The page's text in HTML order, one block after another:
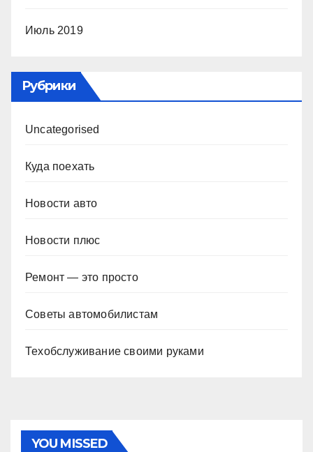
Июль 2019
Рубрики
Uncategorised
Куда поехать
Новости авто
Новости плюс
Ремонт — это просто
Советы автомобилистам
Техобслуживание своими руками
YOU MISSED